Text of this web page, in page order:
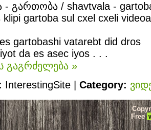
- გართობა / shavtvala -
klipi gartoba sul cxel cxeli videoa
gartobashi vatarebt did dros
da es asec iyos . . .
გაგრძელება »
InterestingSite | Category:
Free